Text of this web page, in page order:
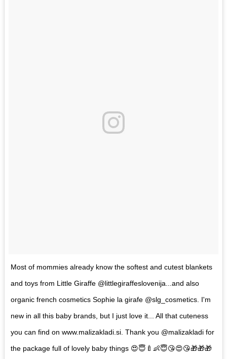
Most of mommies already know the softest and cutest blankets
and toys from Little Giraffe @littlegiraffeslovenija...and also
organic french cosmetics Sophie la girafe @slg_cosmetics. I'm
new in all this baby brands, but I just love it... All that cuteness
you can find on www.malizakladi.si. Thank you @malizakladi for
the package full of lovely baby things 😍😇🍼👶😇😘😍😘🎁🎁🎁